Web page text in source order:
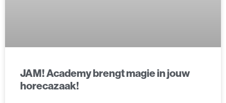
JAM! Academy brengt magie in jouw
horecazaak!